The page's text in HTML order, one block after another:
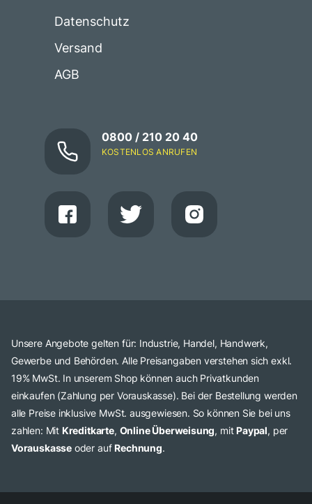
Datenschutz
Versand
AGB
0800 / 210 20 40
KOSTENLOS ANRUFEN
Unsere Angebote gelten für: Industrie, Handel, Handwerk,
Gewerbe und Behörden. Alle Preisangaben verstehen sich exkl.
19% MwSt. In unserem Shop können auch Privatkunden
einkaufen (Zahlung per Vorauskasse). Bei der Bestellung werden
alle Preise inklusive MwSt. ausgewiesen. So können Sie bei uns
zahlen: Mit Kreditkarte, Online Überweisung, mit Paypal, per
Vorauskasse oder auf Rechnung.